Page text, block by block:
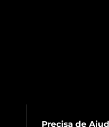
Precisa de